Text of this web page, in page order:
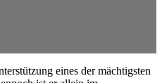
eines der mächtigsten